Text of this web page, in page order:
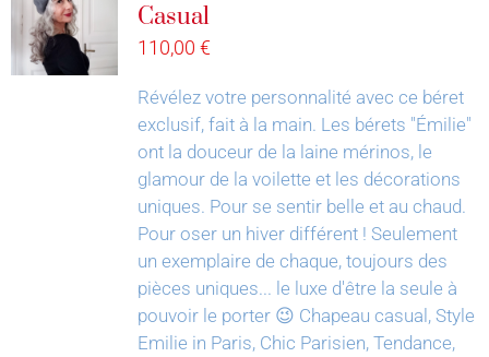
Casual
110,00 €
Révélez votre personnalité avec ce béret
exclusif, fait à la main. Les bérets "Émilie"
ont la douceur de la laine mérinos, le
glamour de la voilette et les décorations
uniques. Pour se sentir belle et au chaud.
Pour oser un hiver différent ! Seulement
un exemplaire de chaque, toujours des
pièces uniques... le luxe d'être la seule à
pouvoir le porter 😉 Chapeau casual, Style
Emilie in Paris, Chic Parisien, Tendance,